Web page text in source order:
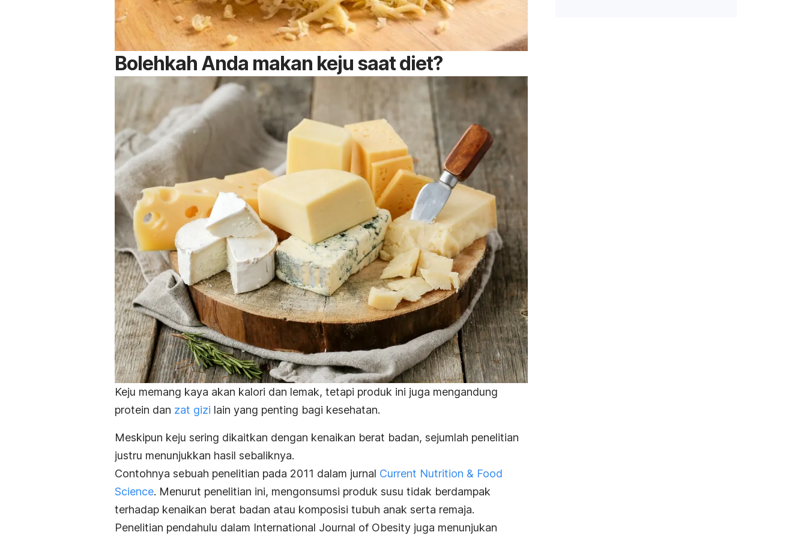
Bolehkah Anda makan keju saat diet?
Keju memang kaya akan kalori dan lemak, tetapi produk ini juga mengandung
protein dan zat gizi lain yang penting bagi kesehatan.
Meskipun keju sering dikaitkan dengan kenaikan berat badan, sejumlah penelitian
justru menunjukkan hasil sebaliknya.
Contohnya sebuah penelitian pada 2011 dalam jurnal Current Nutrition & Food
Science. Menurut penelitian ini, mengonsumsi produk susu tidak berdampak
terhadap kenaikan berat badan atau komposisi tubuh anak serta remaja.
Penelitian pendahulu dalam International Journal of Obesity juga menunjukan